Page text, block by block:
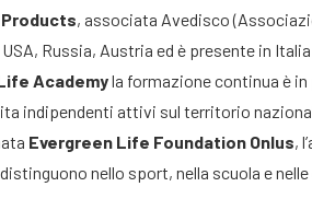
, associata Avedisco
Russia, Austria ed è presente in
Academyla formazione continua è
indipendenti attivi sul territorio
Evergreen Life Foundation Onlus,
nello sport, nella scuola e